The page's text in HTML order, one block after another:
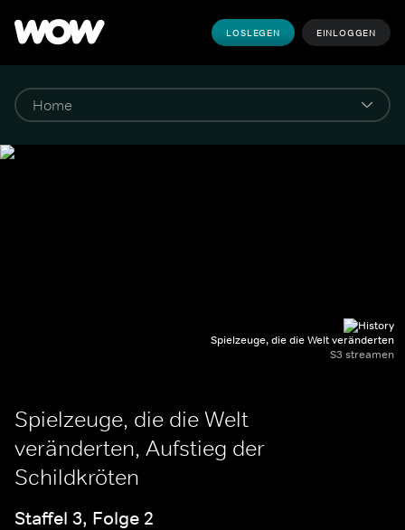
LOSLEGEN EINLOGGEN
Spielzeuge, die die Welt veränderten
S3 streamen
Spielzeuge, die die Welt
veränderten, Aufstieg der
Schildkröten
Staffel 3, Folge 2